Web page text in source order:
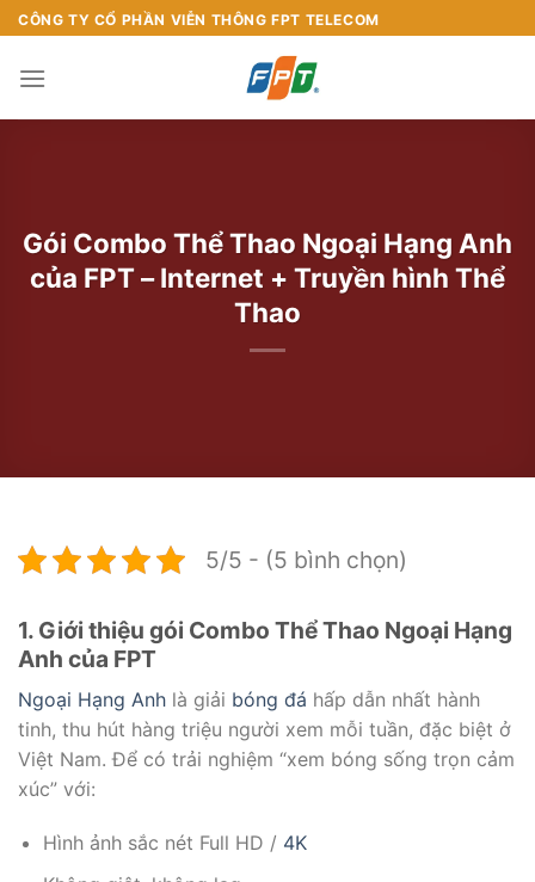
Chuyển
đến
nội
CÔNG TY CỔ PHẦN VIỄN THÔNG FPT TELECOM
Gói Combo Thể Thao Ngoại Hạng Anh
của FPT – Internet + Truyền hình Thể
Thao
5/5 - (5 bình chọn)
1. Giới thiệu gói Combo Thể Thao Ngoại Hạng
Anh của FPT
Ngoại Hạng Anh là giải bóng đá hấp dẫn nhất hành
tinh, thu hút hàng triệu người xem mỗi tuần, đặc biệt ở
Việt Nam. Để có trải nghiệm “xem bóng sống trọn cảm
xúc” với:
Hình ảnh sắc nét Full HD / 4K